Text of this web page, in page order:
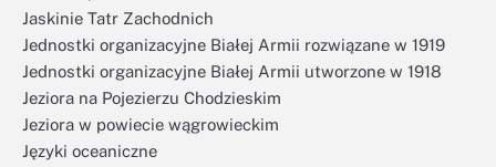
Jaskinie Tatr Zachodnich
Jednostki organizacyjne Białej Armii rozwiązane w 1919
Jednostki organizacyjne Białej Armii utworzone w 1918
Jeziora na Pojezierzu Chodzieskim
Jeziora w powiecie wągrowieckim
Języki oceaniczne